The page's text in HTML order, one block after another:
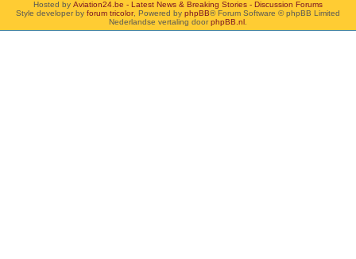
Hosted by Aviation24.be - Latest News & Breaking Stories - Discussion Forums
Style developer by forum tricolor, Powered by phpBB® Forum Software © phpBB Limited
Nederlandse vertaling doorphpBB.nl